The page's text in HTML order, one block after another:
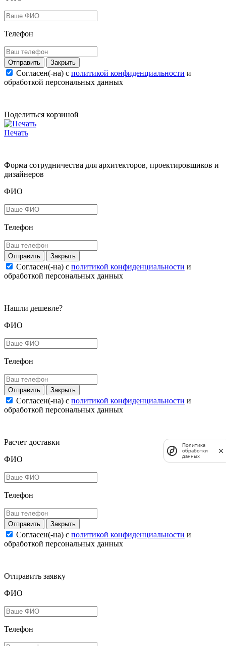
Телефон
Закрыть
Согласен(-на) c политикой конфиденциальности и
обработкой персональных данных
Поделиться корзиной
Печать
Форма сотрудничества для архитекторов, проектировщиков и
дизайнеров
ФИО
Телефон
Закрыть
Согласен(-на) c политикой конфиденциальности и
обработкой персональных данных
Нашли дешевле?
ФИО
Телефон
Закрыть
Согласен(-на) c политикой конфиденциальности и
обработкой персональных данных
Расчет доставки
ФИО
Телефон
Закрыть
Согласен(-на) c политикой конфиденциальности и
обработкой персональных данных
Отправить заявку
ФИО
Телефон
Политика
обработки
данных